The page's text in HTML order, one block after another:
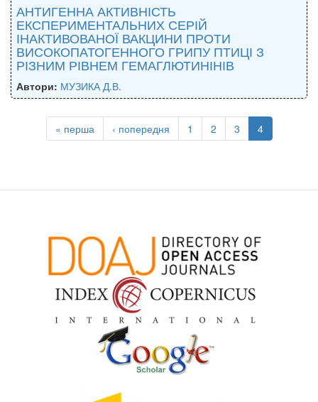
АНТИГЕННА АКТИВНІСТЬ
ЕКСПЕРИМЕНТАЛЬНИХ СЕРІЙ
ІНАКТИВОВАНОЇ ВАКЦИНИ ПРОТИ
ВИСОКОПАТОГЕННОГО ГРИПУ ПТИЦІ З
РІЗНИМ РІВНЕМ ГЕМАГЛЮТИНІНІВ
Автори: МУЗИКА Д.В.
« перша ‹ попередня 1 2 3 4